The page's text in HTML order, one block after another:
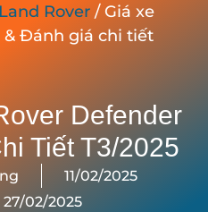
Land Rover / Giá xe
& Đánh giá chi tiết
Defender
Tiết T3/2025
11/02/2025
27/02/2025